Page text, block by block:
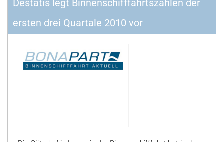
Destatis legt Binnenschifffahrtszahlen der
ersten drei Quartale 2010 vor